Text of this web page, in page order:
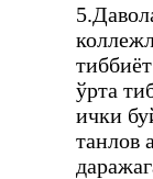
ўрта
ички
танлов